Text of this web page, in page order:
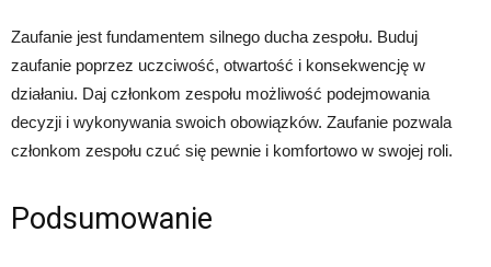
Zaufanie jest fundamentem silnego ducha zespołu. Buduj
zaufanie poprzez uczciwość, otwartość i konsekwencję w
działaniu. Daj członkom zespołu możliwość podejmowania
decyzji i wykonywania swoich obowiązków. Zaufanie pozwala
członkom zespołu czuć się pewnie i komfortowo w swojej roli.
Podsumowanie